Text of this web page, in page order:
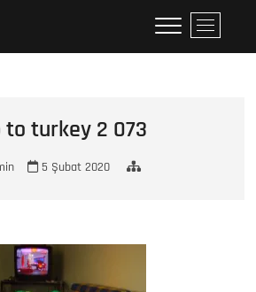
M
e
turkey 2 073
5 Şubat 2020